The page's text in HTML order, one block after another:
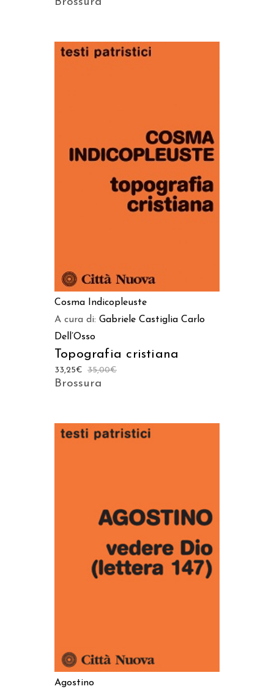
Cosma Indicopleuste
A cura di: Gabriele Castiglia Carlo
Dell’Osso
Topografia cristiana
35,00€
33,25€
Brossura
AGGIUNGI AL CARRELLO
Agostino